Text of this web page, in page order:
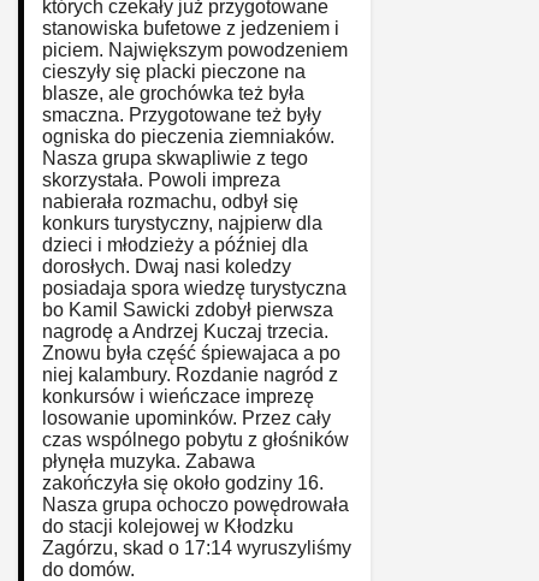
których czekały już przygotowane
stanowiska bufetowe z jedzeniem i
piciem. Największym powodzeniem
cieszyły się placki pieczone na
blasze, ale grochówka też była
smaczna. Przygotowane też były
ogniska do pieczenia ziemniaków.
Nasza grupa skwapliwie z tego
skorzystała. Powoli impreza
nabierała rozmachu, odbył się
konkurs turystyczny, najpierw dla
dzieci i młodzieży a później dla
dorosłych. Dwaj nasi koledzy
posiadaja spora wiedzę turystyczna
bo Kamil Sawicki zdobył pierwsza
nagrodę a Andrzej Kuczaj trzecia.
Znowu była część śpiewajaca a po
niej kalambury. Rozdanie nagród z
konkursów i wieńczace imprezę
losowanie upominków. Przez cały
czas wspólnego pobytu z głośników
płynęła muzyka. Zabawa
zakończyła się około godziny 16.
Nasza grupa ochoczo powędrowała
do stacji kolejowej w Kłodzku
Zagórzu, skad o 17:14 wyruszyliśmy
do domów.